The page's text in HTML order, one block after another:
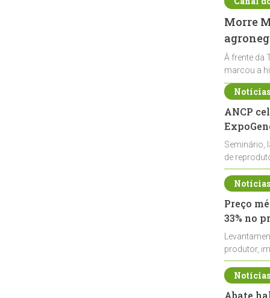
Morre
À frente da
marcou a
ANCP
Seminário,
de
durante a
Preço
33% no
produtor,
de leite cru
Abate